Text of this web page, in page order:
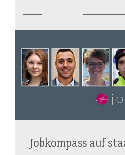
Jobkompass auf